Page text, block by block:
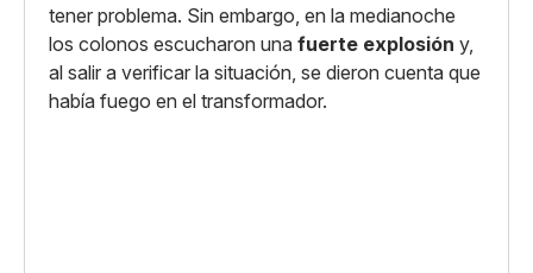
tener problema. Sin embargo, en la medianoche
los colonos escucharon una fuerte explosión y,
al salir a verificar la situación, se dieron cuenta que
había fuego en el transformador.